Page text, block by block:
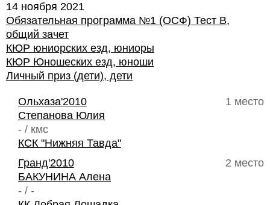
14 ноября 2021
Обязательная программа №1 (ОСФ) Тест В,
общий зачет
КЮР юниорских езд, юниоры
КЮР Юношеских езд, юноши
Личный приз (дети), дети
1 место
Ольхаза'2010
Степанова Юлия
- / кмс
КСК "Нижняя Тавда"
2 место
Гранд'2010
БАКУНИНА Алена
- / -